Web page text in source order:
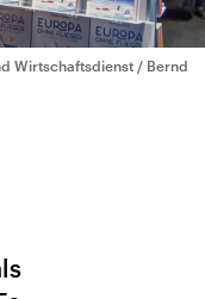
Wirtschaftsdienst / Bernd